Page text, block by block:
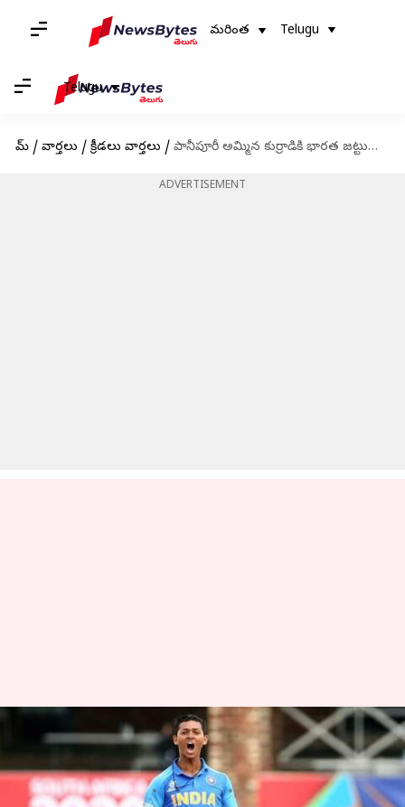
మరింత Telugu
Telugu
హోమ్ / వార్తలు / క్రీడలు వార్తలు / పానీపూరీ అమ్మిన కుర్రాడికి భారత జట్టులో స్థానం
ADVERTISEMENT
పానీపూరీ అమ్మిన కుర్రాడికి భారత
జట్టులో స్థానం
వ్రాసిన వారు Jayachandra Akuri Jun 23, 2023 06:13 pm